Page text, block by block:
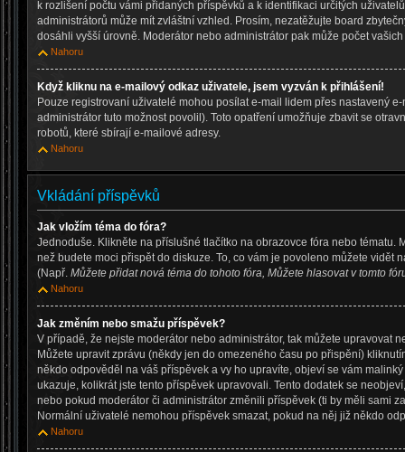
k rozlišení počtu vámi přidaných příspěvků a k identifikaci určitých
administrátorů může mít zvláštní vzhled. Prosím, nezatěžujte board
dosáhli vyšší úrovně. Moderátor nebo administrátor pak může počet
Nahoru
Když kliknu na e-mailový odkaz uživatele, jsem vyzván k přihlášení!
Pouze registrovaní uživatelé mohou posílat e-mail lidem přes nastavený
administrátor tuto možnost povolil). Toto opatření umožňuje zbavit se
robotů, které sbírají e-mailové adresy.
Nahoru
Vkládání příspěvků
Jak vložím téma do fóra?
Jednoduše. Klikněte na příslušné tlačítko na obrazovce fóra nebo tématu.
než budete moci přispět do diskuze. To, co vám je povoleno můžete vidět
(Např. Můžete přidat nová téma do tohoto fóra, Můžete hlasovat v tomto
Nahoru
Jak změním nebo smažu příspěvek?
V případě, že nejste moderátor nebo administrátor, tak můžete upravovat
Můžete upravit zprávu (někdy jen do omezeného času po přispění)
někdo odpověděl na váš příspěvek a vy ho upravíte, objeví se vám
ukazuje, kolikrát jste tento příspěvek upravovali. Tento dodatek se
nebo pokud moderátor či administrátor změnili příspěvek (ti by měli sami
Normální uživatelé nemohou příspěvek smazat, pokud na něj již někdo
Nahoru